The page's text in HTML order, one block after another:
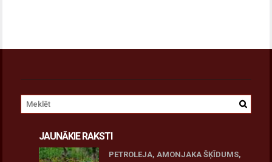
JAUNĀKIE RAKSTI
PETROLEJA, AMONJAKA ŠĶĪDUMS,